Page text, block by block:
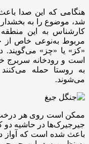
هنگامی که این صدا
شد، موضوع را به
کارشناس به این منطقه
مربوط به‌نوعی خاص از
«کز» یا «چز»
است و رودخانه سربرج
به روستا حمله
می‌شوند.
جیرجیرک‌ها در حاشیه‌ دو
باعث شده است که آواز